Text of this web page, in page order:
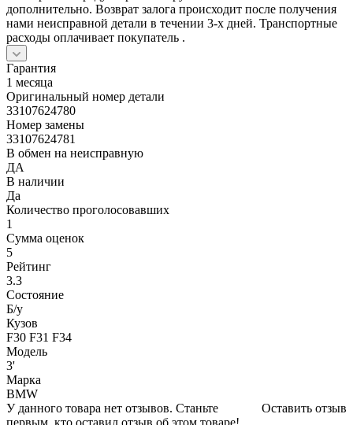
дополнительно. Возврат залога происходит после получения
нами неисправной детали в течении 3-х дней. Транспортные
расходы оплачивает покупатель .
Гарантия
1 месяца
Оригинальный номер детали
33107624780
Номер замены
33107624781
В обмен на неисправную
ДА
В наличии
Да
Количество проголосовавших
1
Сумма оценок
5
Рейтинг
3.3
Состояние
Б/y
Кузов
F30 F31 F34
Модель
3'
Марка
BMW
Оставить отзыв
У данного товара нет отзывов. Станьте
первым, кто оставил отзыв об этом товаре!